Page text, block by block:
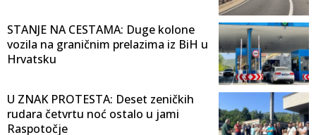
STANJE NA CESTAMA: Duge kolone
vozila na graničnim prelazima iz BiH u
Hrvatsku
U ZNAK PROTESTA: Deset zeničkih
rudara četvrtu noć ostalo u jami
Raspotočje